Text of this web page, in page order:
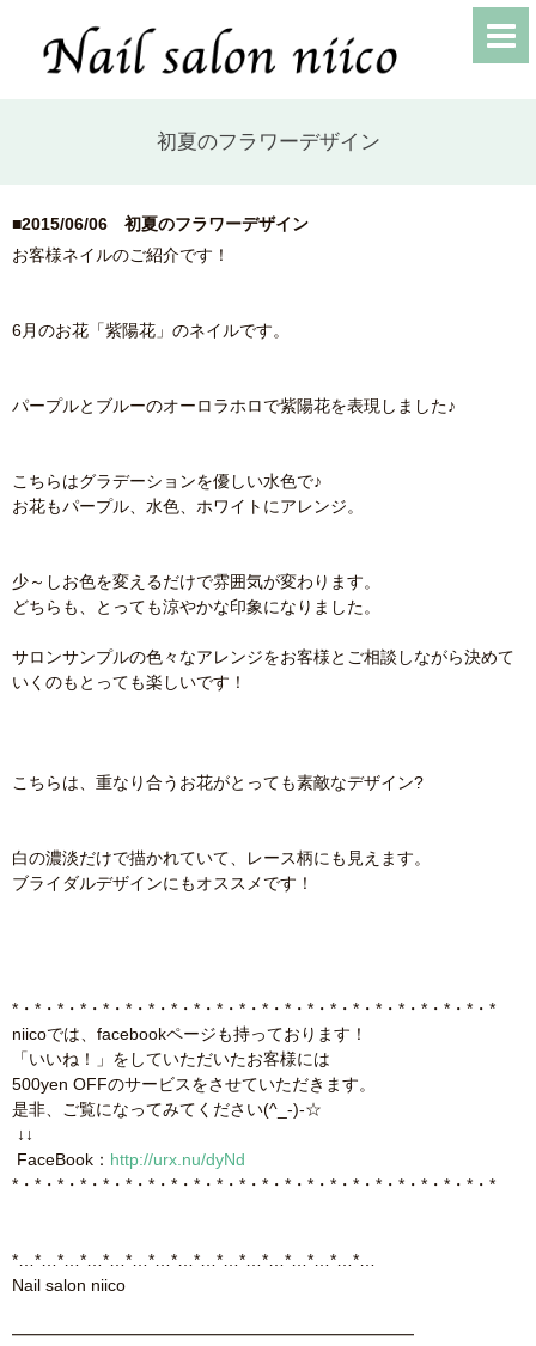
初夏のフラワーデザイン
■2015/06/06
初夏のフラワーデザイン
お客様ネイルのご紹介です！
6月のお花「紫陽花」のネイルです。
パープルとブルーのオーロラホロで紫陽花を表現しました♪
こちらはグラデーションを優しい水色で♪
お花もパープル、水色、ホワイトにアレンジ。
少～しお色を変えるだけで雰囲気が変わります。
どちらも、とっても涼やかな印象になりました。
サロンサンプルの色々なアレンジをお客様とご相談しながら決めて
いくのもとっても楽しいです！
こちらは、重なり合うお花がとっても素敵なデザイン?
白の濃淡だけで描かれていて、レース柄にも見えます。
ブライダルデザインにもオススメです！
*・*・*・*・*・*・*・*・*・*・*・*・*・*・*・*・*・*・*・*・*・*
niicoでは、facebookページも持っております！
「いいね！」をしていただいたお客様には
500yen OFFのサービスをさせていただきます。
是非、ご覧になってみてください(^_-)-☆
↓↓
FaceBook： http://urx.nu/dyNd
*・*・*・*・*・*・*・*・*・*・*・*・*・*・*・*・*・*・*・*・*・*
*…*…*…*…*…*…*…*…*…*…*…*…*…*…*…*…
Nail salon niico
━━━━━━━━━━━━━━━━━━━━━━━━